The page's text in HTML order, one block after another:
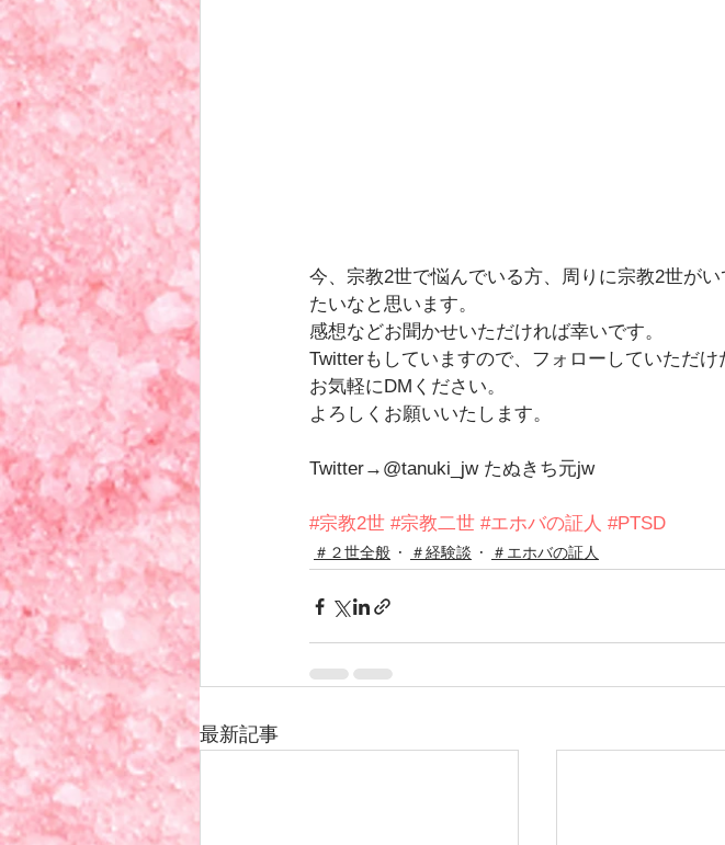
今、宗教2世で悩んでいる方、周りに宗教2世が
たいなと思います。
感想などお聞かせいただければ幸いです。
Twitterもしていますので、フォローしていただけ
お気軽にDMください。
よろしくお願いいたします。
Twitter→@tanuki_jw たぬきち元jw
#宗教2世 #宗教二世 #エホバの証人 #PTSD
＃２世全般 ＃経験談 ＃エホバの証人
最新記事